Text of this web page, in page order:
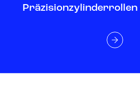
Präzisionzylinderrollen